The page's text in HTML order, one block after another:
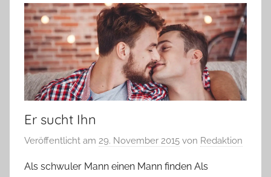
Er sucht Ihn
Veröffentlicht am 29. November 2015 von Redaktion
Als schwuler Mann einen Mann finden Als